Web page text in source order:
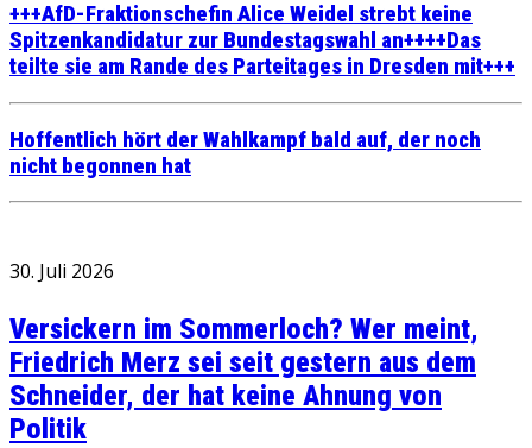
+++AfD-Fraktionschefin Alice Weidel strebt keine
Spitzenkandidatur zur Bundestagswahl an++++Das
teilte sie am Rande des Parteitages in Dresden mit+++
Hoffentlich hört der Wahlkampf bald auf, der noch
nicht begonnen hat
30. Juli 2026
Versickern im Sommerloch? Wer meint,
Friedrich Merz sei seit gestern aus dem
Schneider, der hat keine Ahnung von
Politik